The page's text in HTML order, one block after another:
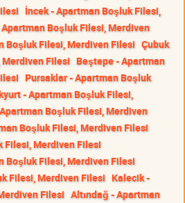
İncek - Apartman Boşluk Filesi,
Boşluk Filesi, Merdiven
Boşluk Filesi, Merdiven Filesi Çubuk
Filesi Beştepe - Apartman
Pursaklar - Apartman Boşluk
- Apartman Boşluk Filesi,
Boşluk Filesi, Merdiven
Boşluk Filesi, Merdiven Filesi
Filesi, Merdiven Filesi
Boşluk Filesi, Merdiven Filesi
Filesi, Merdiven Filesi Kalecik -
Filesi Altındağ - Apartman